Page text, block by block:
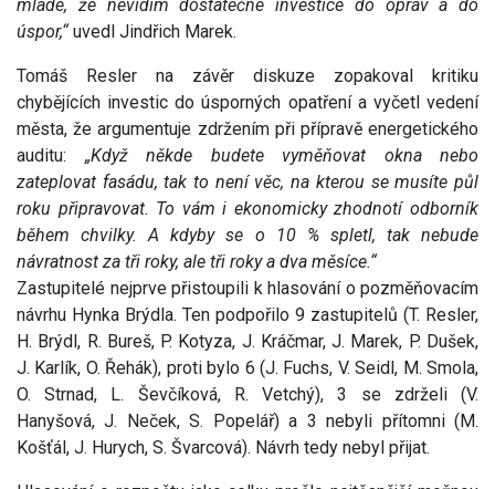
mladé, že nevidím dostatečné investice do oprav a do
úspor,“uvedl Jindřich Marek.
Tomáš Resler na závěr diskuze zopakoval kritiku
chybějících investic do úsporných opatření a vyčetl vedení
města, že argumentuje zdržením při přípravě energetického
auditu: „Když někde budete vyměňovat okna nebo
zateplovat fasádu, tak to není věc, na kterou se musíte půl
roku připravovat. To vám i ekonomicky zhodnotí odborník
během chvilky. A kdyby se o 10 % spletl, tak nebude
návratnost za tři roky, ale tři roky a dva měsíce.“
Zastupitelé nejprve přistoupili k hlasování o pozměňovacím
návrhu Hynka Brýdla. Ten podpořilo 9 zastupitelů (T. Resler,
H. Brýdl, R. Bureš, P. Kotyza, J. Kráčmar, J. Marek, P. Dušek,
J. Karlík, O. Řehák), proti bylo 6 (J. Fuchs, V. Seidl, M. Smola,
O. Strnad, L. Ševčíková, R. Vetchý), 3 se zdrželi (V.
Hanyšová, J. Neček, S. Popelář) a 3 nebyli přítomni (M.
Košťál, J. Hurych, S. Švarcová). Návrh tedy nebyl přijat.